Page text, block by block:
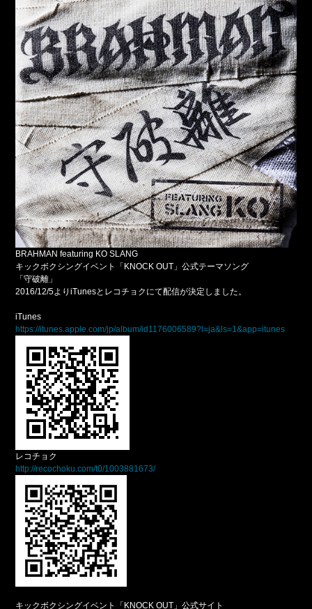
BRAHMAN featuring KO SLANG
キックボクシングイベント「KNOCK OUT」公式テーマソング
「守破離」
2016/12/5よりiTunesとレコチョクにて配信が決定しました。
iTunes
https://itunes.apple.com/jp/album/id1176006589?l=ja&ls=1&app=itunes
レコチョク
http://recochoku.com/t0/1003881673/
キックボクシングイベント「KNOCK OUT」公式サイト